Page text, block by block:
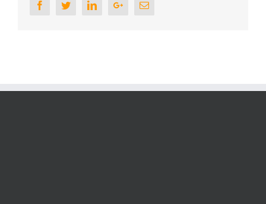
FacebookTwitterLinkedinGoogle+Email